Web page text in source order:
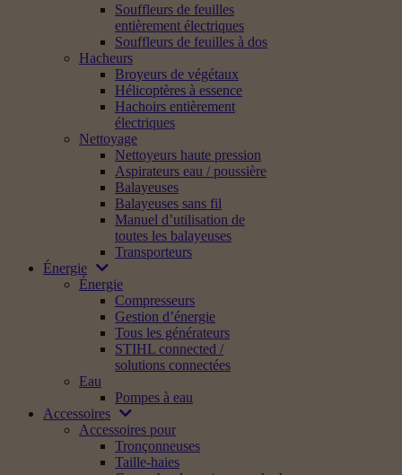
Souffleurs de feuilles
entièrement électriques
Souffleurs de feuilles à dos
Hacheurs
Broyeurs de végétaux
Hélicoptères à essence
Hachoirs entièrement
électriques
Nettoyage
Nettoyeurs haute pression
Aspirateurs eau / poussière
Balayeuses
Balayeuses sans fil
Manuel d’utilisation de
toutes les balayeuses
Transporteurs
Énergie
Énergie
Compresseurs
Gestion d’énergie
Tous les générateurs
STIHL connected /
solutions connectées
Eau
Pompes à eau
Accessoires
Accessoires pour
Tronçonneuses
Taille-haies